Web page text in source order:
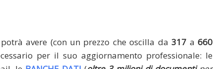
avere (con un prezzo che oscilla da317 a660
per il suo aggiornamento professionale: le